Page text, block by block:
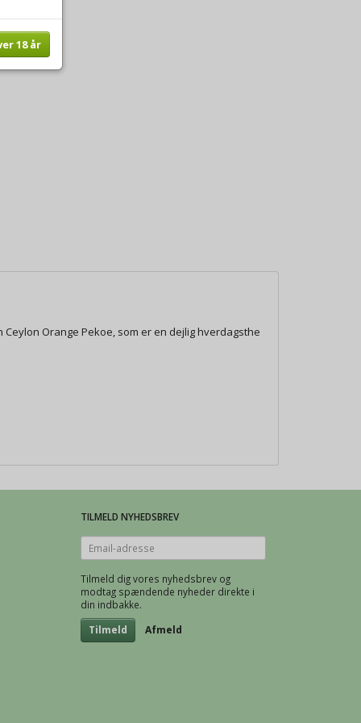
Orange Pekoe, som er en dejlig hverdagsthe
TILMELD NYHEDSBREV
Email-
adresse
Tilmeld dig vores nyhedsbrev og
modtag spændende nyheder direkte i
din indbakke.
Tilmeld Afmeld
18 år